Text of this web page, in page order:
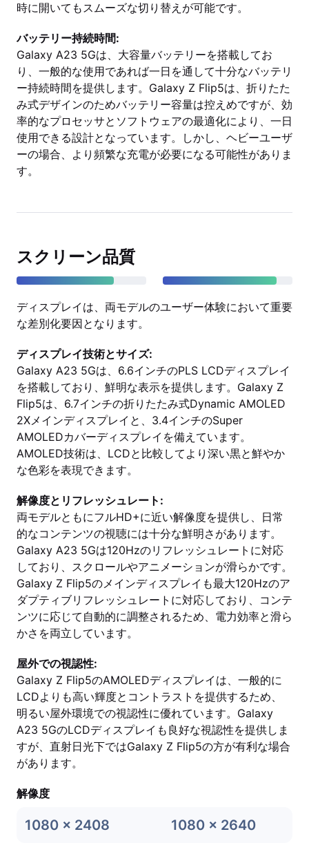
時に開いてもスムーズな切り替えが可能です。
バッテリー持続時間:
Galaxy A23 5Gは、大容量バッテリーを搭載してお
り、一般的な使用であれば一日を通して十分なバッテリ
ー持続時間を提供します。Galaxy Z Flip5は、折りたた
み式デザインのためバッテリー容量は控えめですが、効
率的なプロセッサとソフトウェアの最適化により、一日
使用できる設計となっています。しかし、ヘビーユーザ
ーの場合、より頻繁な充電が必要になる可能性がありま
す。
スクリーン品質
ディスプレイは、両モデルのユーザー体験において重要
な差別化要因となります。
ディスプレイ技術とサイズ:
Galaxy A23 5Gは、6.6インチのPLS LCDディスプレイ
を搭載しており、鮮明な表示を提供します。Galaxy Z
Flip5は、6.7インチの折りたたみ式Dynamic AMOLED
2Xメインディスプレイと、3.4インチのSuper
AMOLEDカバーディスプレイを備えています。
AMOLED技術は、LCDと比較してより深い黒と鮮やか
な色彩を表現できます。
解像度とリフレッシュレート:
両モデルともにフルHD+に近い解像度を提供し、日常
的なコンテンツの視聴には十分な鮮明さがあります。
Galaxy A23 5Gは120Hzのリフレッシュレートに対応
しており、スクロールやアニメーションが滑らかです。
Galaxy Z Flip5のメインディスプレイも最大120Hzのア
ダプティブリフレッシュレートに対応しており、コンテ
ンツに応じて自動的に調整されるため、電力効率と滑ら
かさを両立しています。
屋外での視認性:
Galaxy Z Flip5のAMOLEDディスプレイは、一般的に
LCDよりも高い輝度とコントラストを提供するため、
明るい屋外環境での視認性に優れています。Galaxy
A23 5GのLCDディスプレイも良好な視認性を提供しま
すが、直射日光下ではGalaxy Z Flip5の方が有利な場合
があります。
解像度
1080 x 2408 1080 x 2640